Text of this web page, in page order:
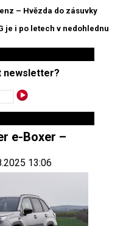
– Hvězda do zásuvky
je i po letech v nedohlednu
newsletter?
e-Boxer –
13:06